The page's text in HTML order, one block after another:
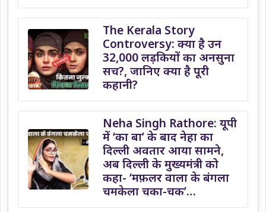
The Kerala Story
Controversy: क्या है उन
32,000 लड़कियों का अनसुना
सच?, जानिए क्या है पूरी
कहानी?
Neha Singh Rathore: यूपी
में ‘का बा’ के बाद नेहा का
दिल्ली अवतार आया सामने,
अब दिल्ली के मुख्यमंत्री को
कहा- ‘मफ़लर वाला के बंगला
चमकेला चका-चक’…